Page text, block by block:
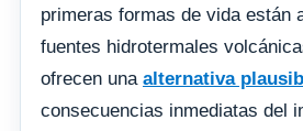
primeras formas de vida están
fuentes hidrotermales
ofrecen una alternativa
consecuencias inmediatas del